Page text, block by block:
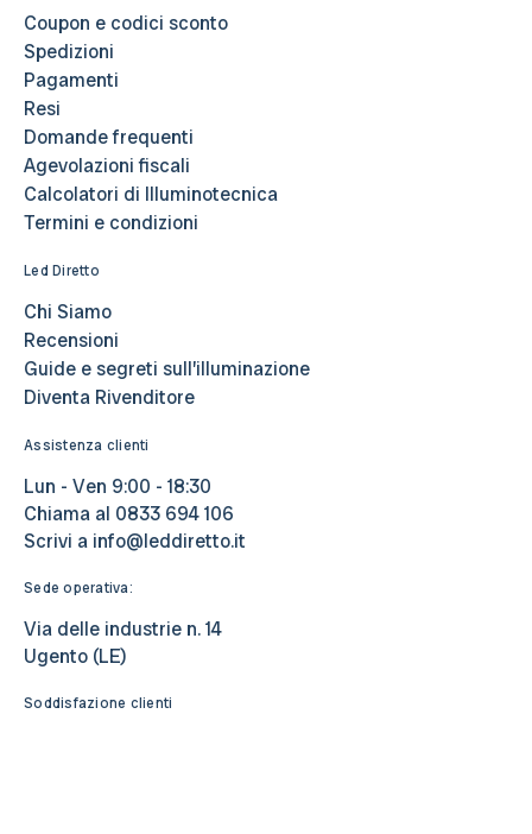
Coupon e codici sconto
Spedizioni
Pagamenti
Resi
Domande frequenti
Agevolazioni fiscali
Calcolatori di Illuminotecnica
Termini e condizioni
Led Diretto
Chi Siamo
Recensioni
Guide e segreti sull’illuminazione
Diventa Rivenditore
Assistenza clienti
Lun - Ven 9:00 - 18:30
Chiama al 0833 694 106
Scrivi a info@leddiretto.it
Sede operativa:
Via delle industrie n. 14
Ugento (LE)
Soddisfazione clienti